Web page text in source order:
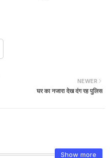
NEWER
घर का नजारा देख दंग रह पुलिस
Show more